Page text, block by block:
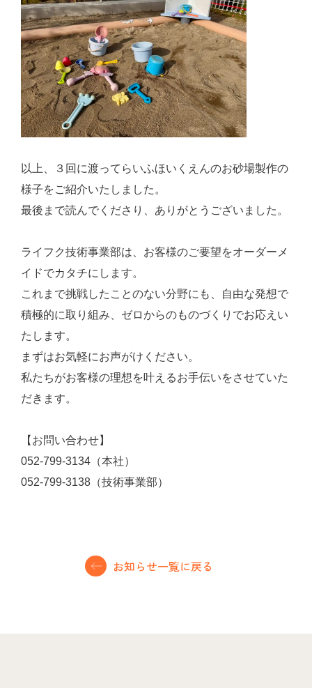
以上、３回に渡ってらいふほいくえんのお砂場製作の
様子をご紹介いたしました。
最後まで読んでくださり、ありがとうございました。
ライフク技術事業部は、お客様のご要望をオーダーメ
イドでカタチにします。
これまで挑戦したことのない分野にも、自由な発想で
積極的に取り組み、ゼロからのものづくりでお応えい
たします。
まずはお気軽にお声がけください。
私たちがお客様の理想を叶えるお手伝いをさせていた
だきます。
【お問い合わせ】
052-799-3134（本社）
052-799-3138（技術事業部）
お知らせ一覧に戻る